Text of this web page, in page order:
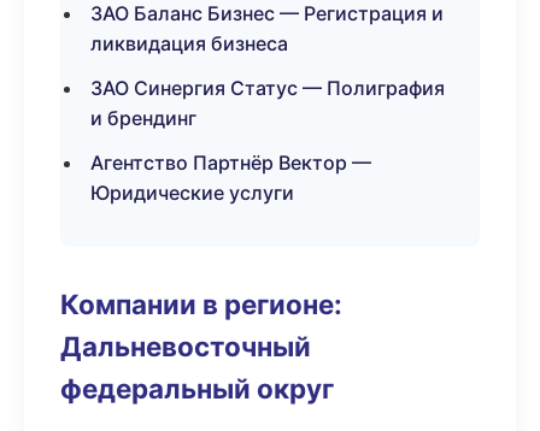
ЗАО Баланс Бизнес — Регистрация и
ликвидация бизнеса
ЗАО Синергия Статус — Полиграфия
и брендинг
Агентство Партнёр Вектор —
Юридические услуги
Компании в регионе:
Дальневосточный
федеральный округ